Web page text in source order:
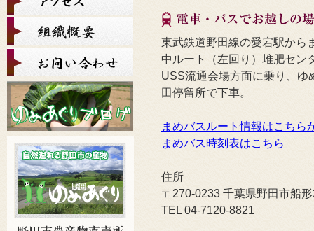
東武鉄道野田線の愛宕駅から
中ルート（左回り）堆肥セン
USS流通会場方面に乗り、ゆ
田停留所で下車。
まめバスルート情報はこちら
まめバス時刻表はこちら
住所
〒270-0233 千葉県野田市船
TEL 04-7120-8821